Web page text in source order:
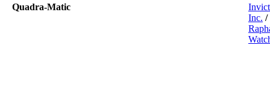
Quadra-Matic
Inc. /